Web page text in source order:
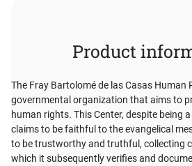
Product
The Fray Bartolomé de las Casas Human
governmental organization that aims to
human rights. This Center, despite being
claims to be faithful to the evangelical
to be trustworthy and truthful, collecting
which it subsequently verifies and